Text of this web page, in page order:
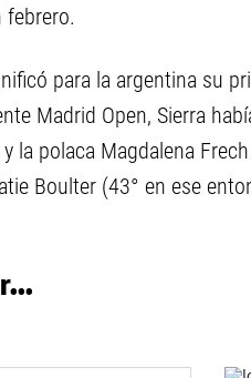
febrero.
para la argentina su
Madrid Open, Sierra
la polaca Magdalena
Boulter (43° en ese